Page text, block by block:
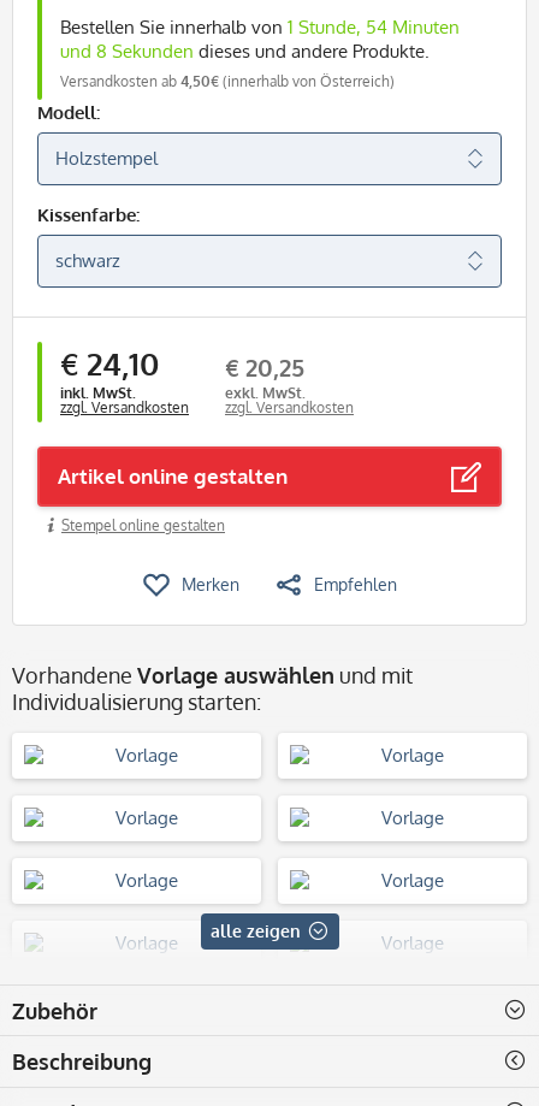
Bestellen Sie innerhalb von 1 Stunde, 54 Minuten
und 7 Sekunden dieses und andere Produkte.
Versandkosten ab 4,50€ (innerhalb von Österreich)
Modell:
Kissenfarbe:
€ 24,10
inkl. MwSt.
zzgl. Versandkosten
€ 20,25
exkl. MwSt.
zzgl. Versandkosten
Artikel online gestalten
Stempel online gestalten
Merken Empfehlen
Vorhandene Vorlage auswählen und mit
Individualisierung starten:
alle zeigen
Zubehör
Beschreibung